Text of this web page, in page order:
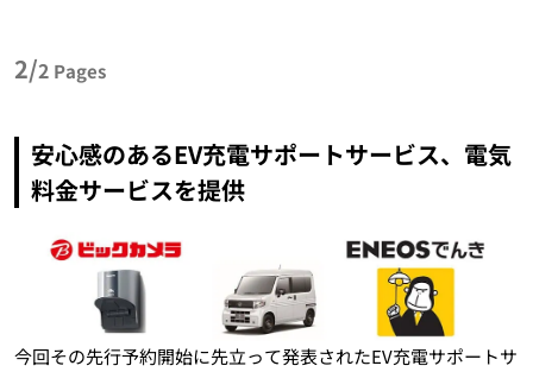
2/2 Pages
安心感のあるEV充電サポートサービス、電気
料金サービスを提供
今回その先行予約開始に先立って発表されたEV充電サポートサ